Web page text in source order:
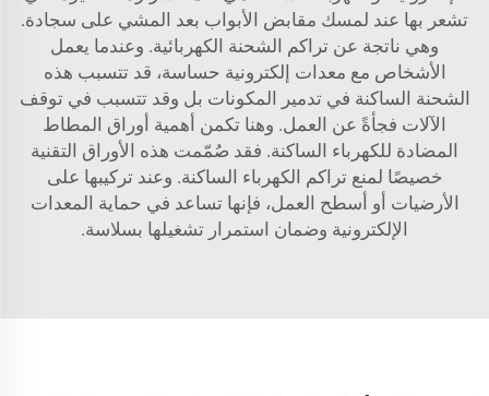
تشعر بها عند لمسك مقابض الأبواب بعد المشي على سجادة.
وهي ناتجة عن تراكم الشحنة الكهربائية. وعندما يعمل
الأشخاص مع معدات إلكترونية حساسة، قد تتسبب هذه
الشحنة الساكنة في تدمير المكونات بل وقد تتسبب في توقف
الآلات فجأةً عن العمل. وهنا تكمن أهمية أوراق المطاط
المضادة للكهرباء الساكنة. فقد صُمّمت هذه الأوراق التقنية
خصيصًا لمنع تراكم الكهرباء الساكنة. وعند تركيبها على
الأرضيات أو أسطح العمل، فإنها تساعد في حماية المعدات
الإلكترونية وضمان استمرار تشغيلها بسلاسة.